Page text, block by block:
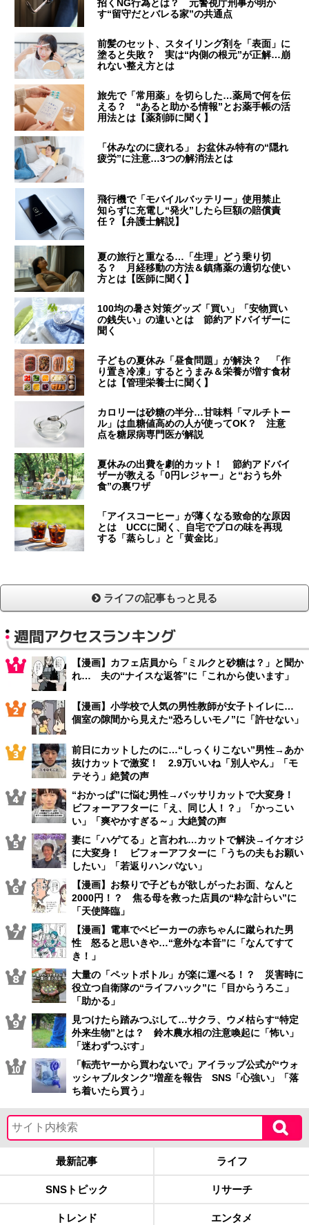
招くNG行為とは？ 元警視庁刑事が明か
す“留守だとバレる家”の共通点
前髪のセット、スタイリング剤を「表面」に
塗ると失敗？ 実は“内側の根元”が正解…崩
れない整え方とは
旅先で「常用薬」を切らした…薬局で何を伝
える？ “あると助かる情報”とお薬手帳の活
用法とは【薬剤師に聞く】
「休みなのに疲れる」 お盆休み特有の“隠れ
疲労”に注意…3つの解消法とは
飛行機で「モバイルバッテリー」使用禁止
知らずに充電し“発火”したら巨額の賠償責
任？【弁護士解説】
夏の旅行と重なる…「生理」どう乗り切
る？ 月経移動の方法＆鎮痛薬の適切な使い
方とは【医師に聞く】
100均の暑さ対策グッズ「買い」「安物買い
の銭失い」の違いとは 節約アドバイザーに
聞く
子どもの夏休み「昼食問題」が解決？ 「作
り置き冷凍」するとうまみ＆栄養が増す食材
とは【管理栄養士に聞く】
カロリーは砂糖の半分…甘味料「マルチトー
ル」は血糖値高めの人が使ってOK？ 注意
点を糖尿病専門医が解説
夏休みの出費を劇的カット！ 節約アドバイ
ザーが教える「0円レジャー」と“おうち外
食”の裏ワザ
「アイスコーヒー」が薄くなる致命的な原因
とは UCCに聞く、自宅でプロの味を再現
する「蒸らし」と「黄金比」
ライフの記事もっと見る
週間アクセスランキング
【漫画】カフェ店員から「ミルクと砂糖は？」と聞か
れ… 夫の“ナイスな返答”に「これから使います」
【漫画】小学校で人気の男性教師が女子トイレに…
個室の隙間から見えた“恐ろしいモノ”に「許せない」
前日にカットしたのに…“しっくりこない”男性→あか
抜けカットで激変！ 2.9万いいね「別人やん」「モ
テそう」絶賛の声
“おかっぱ”に悩む男性→バッサリカットで大変身！
ビフォーアフターに「え、同じ人！？」「かっこい
い」「爽やかすぎる～」大絶賛の声
妻に「ハゲてる」と言われ…カットで解決→イケオジ
に大変身！ ビフォーアフターに「うちの夫もお願い
したい」「若返りハンパない」
【漫画】お祭りで子どもが欲しがったお面、なんと
2000円！？ 焦る母を救った店員の“粋な計らい”に
「天使降臨」
【漫画】電車でベビーカーの赤ちゃんに蹴られた男
性 怒ると思いきや…“意外な本音”に「なんてすて
き！」
大量の「ペットボトル」が楽に運べる！？ 災害時に
役立つ自衛隊の“ライフハック”に「目からうろこ」
「助かる」
見つけたら踏みつぶして…サクラ、ウメ枯らす“特定
外来生物”とは？ 鈴木農水相の注意喚起に「怖い」
「迷わずつぶす」
「転売ヤーから買わないで」アイラップ公式が“ウォ
ッシャブルタンク”増産を報告 SNS「心強い」「落
ち着いたら買う」
最新記事 ライフ
SNSトピック リサーチ
トレンド エンタメ